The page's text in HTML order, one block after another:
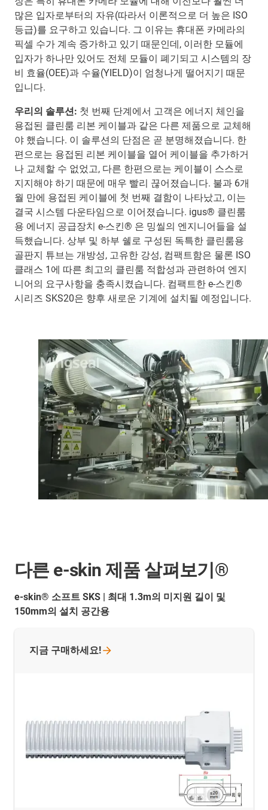
많은 입자로부터의 자유(따라서 이론적으로 더 높은 ISO
등급)를 요구하고 있습니다. 그 이유는 휴대폰 카메라의
픽셀 수가 계속 증가하고 있기 때문인데, 이러한 모듈에
입자가 하나만 있어도 전체 모듈이 폐기되고 시스템의 장
비 효율(OEE)과 수율(YIELD)이 엄청나게 떨어지기 때문
입니다.
우리의 솔루션: 첫 번째 단계에서 고객은 에너지 체인을
용접된 클린룸 리본 케이블과 같은 다른 제품으로 교체해
야 했습니다. 이 솔루션의 단점은 곧 분명해졌습니다. 한
편으로는 용접된 리본 케이블을 열어 케이블을 추가하거
나 교체할 수 없었고, 다른 한편으로는 케이블이 스스로
지지해야 하기 때문에 매우 빨리 끊어졌습니다. 불과 6개
월 만에 용접된 케이블에 첫 번째 결함이 나타났고, 이는
결국 시스템 다운타임으로 이어졌습니다. igus® 클린룸
용 에너지 공급장치 e-스킨® 은 밍씰의 엔지니어들을 설
득했습니다. 상부 및 하부 쉘로 구성된 독특한 클린룸용
골판지 튜브는 개방성, 고유한 강성, 컴팩트함은 물론 ISO
클래스 1에 따른 최고의 클린룸 적합성과 관련하여 엔지
니어의 요구사항을 충족시켰습니다. 컴팩트한 e-스킨®
시리즈 SKS20은 향후 새로운 기계에 설치될 예정입니다.
다른 e-skin 제품 살펴보기®
e-skin® 소프트 SKS | 최대 1.3m의 미지원 길이 및
150mm의 설치 공간용
지금 구매하세요!